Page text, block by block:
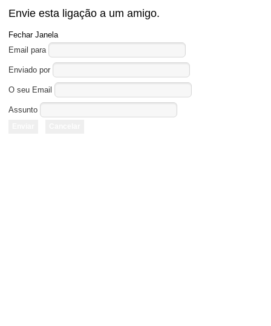
Envie esta ligação a um amigo.
Fechar Janela
Email para
Enviado por
O seu Email
Assunto